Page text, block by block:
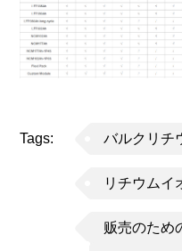
Tags: バルクリチ
リチウムイ
贩売のため